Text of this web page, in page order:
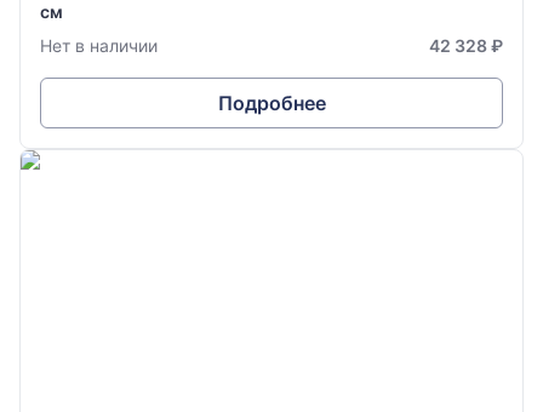
см
Нет в наличии
42 328 ₽
Подробнее